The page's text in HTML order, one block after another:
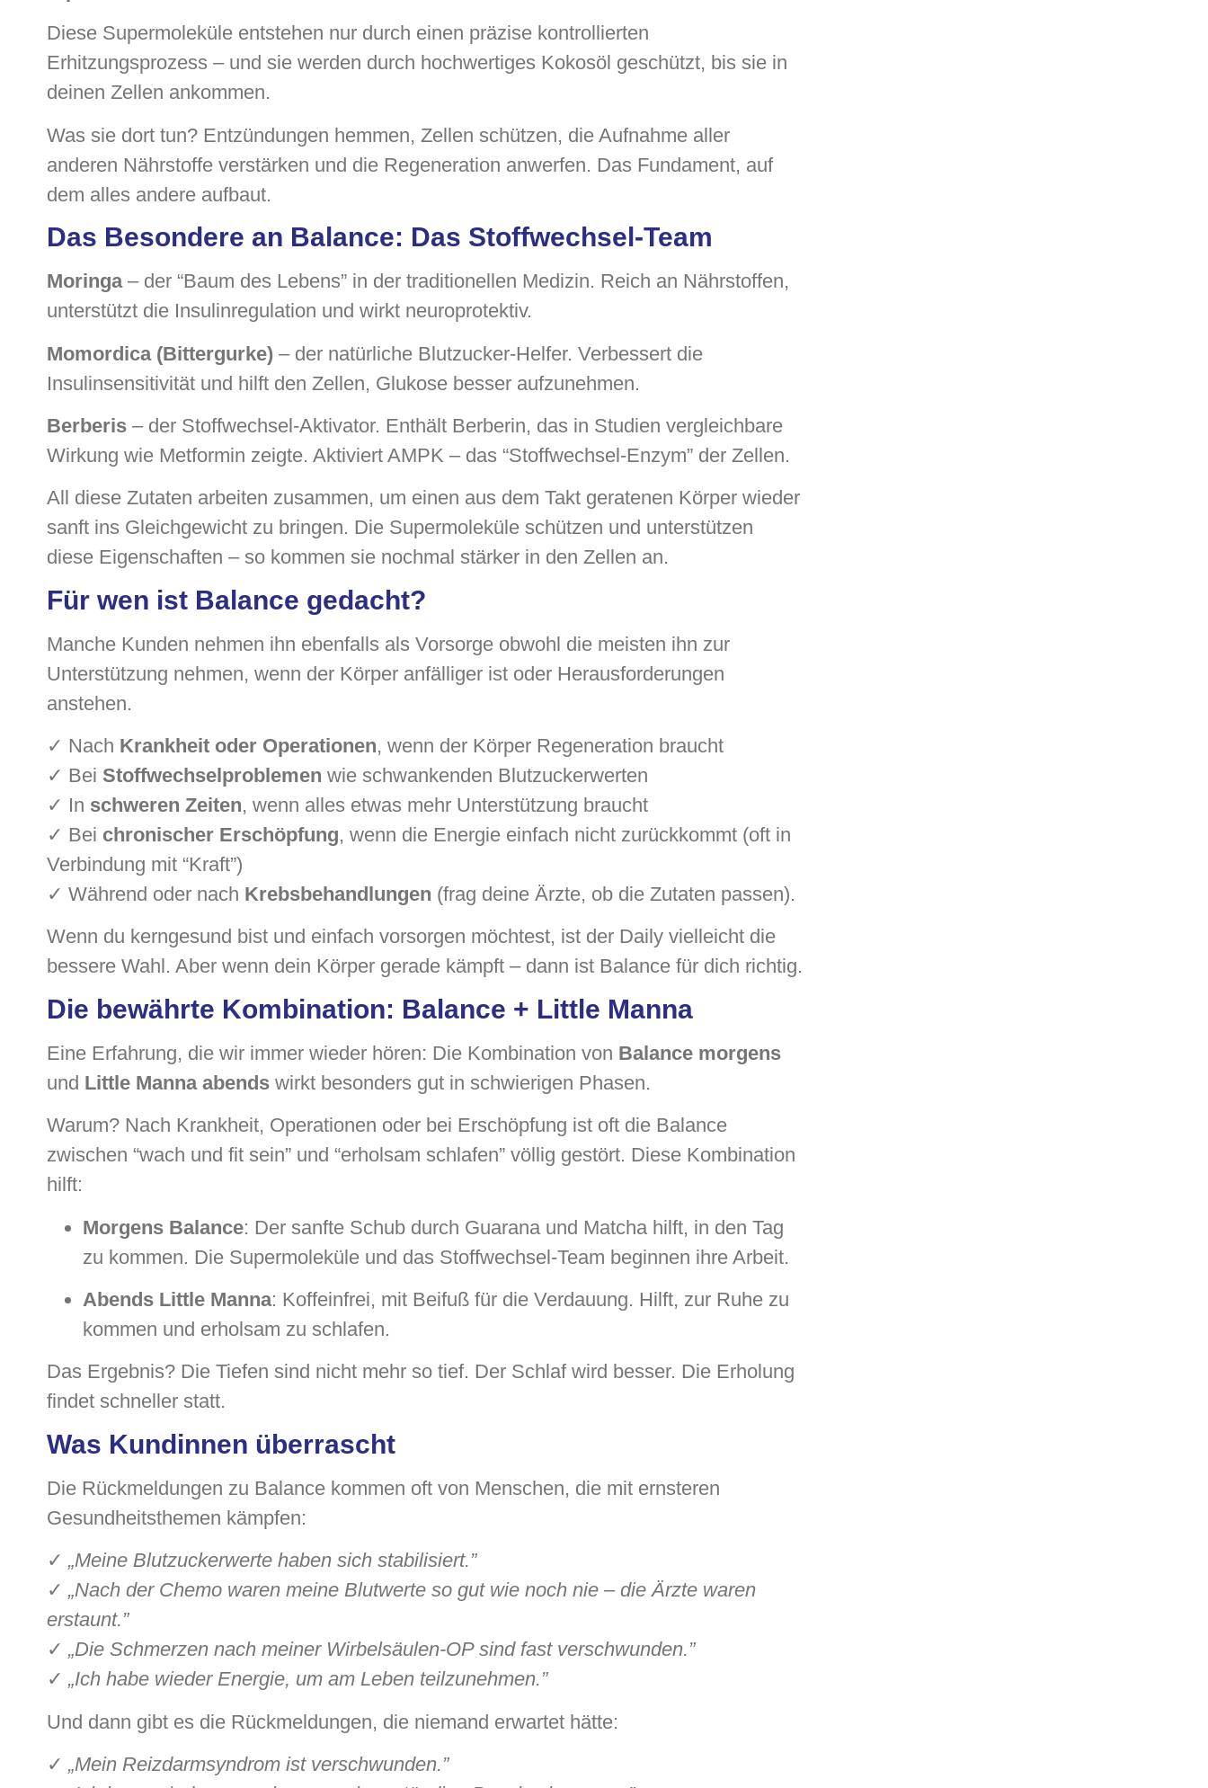
Diese Supermoleküle entstehen nur durch einen präzise kontrollierten
Erhitzungsprozess – und sie werden durch hochwertiges Kokosöl geschützt, bis sie in
deinen Zellen ankommen.
Was sie dort tun? Entzündungen hemmen, Zellen schützen, die Aufnahme aller
anderen Nährstoffe verstärken und die Regeneration anwerfen. Das Fundament, auf
dem alles andere aufbaut.
Das Besondere an Balance: Das Stoffwechsel-Team
Moringa– der “Baum des Lebens” in der traditionellen Medizin. Reich an Nährstoffen,
unterstützt die Insulinregulation und wirkt neuroprotektiv.
Momordica (Bittergurke) – der natürliche Blutzucker-Helfer. Verbessert die
Insulinsensitivität und hilft den Zellen, Glukose besser aufzunehmen.
Berberis – der Stoffwechsel-Aktivator. Enthält Berberin, das in Studien vergleichbare
Wirkung wie Metformin zeigte. Aktiviert AMPK – das “Stoffwechsel-Enzym” der Zellen.
All diese Zutaten arbeiten zusammen, um einen aus dem Takt geratenen Körper wieder
sanft ins Gleichgewicht zu bringen. Die Supermoleküle schützen und unterstützen
diese Eigenschaften – so kommen sie nochmal stärker in den Zellen an.
Für wen ist Balance gedacht?
Manche Kunden nehmen ihn ebenfalls als Vorsorge obwohl die meisten ihn zur
Unterstützung nehmen, wenn der Körper anfälliger ist oder Herausforderungen
anstehen.
✓ Nach Krankheit oder Operationen, wenn der Körper Regeneration braucht
✓ Bei Stoffwechselproblemen wie schwankenden Blutzuckerwerten
✓ In schweren Zeiten, wenn alles etwas mehr Unterstützung braucht
✓ Bei chronischer Erschöpfung, wenn die Energie einfach nicht zurückkommt (oft in
Verbindung mit “Kraft”)
✓ Während oder nach Krebsbehandlungen (frag deine Ärzte, ob die Zutaten passen).
Wenn du kerngesund bist und einfach vorsorgen möchtest, ist der Daily vielleicht die
bessere Wahl. Aber wenn dein Körper gerade kämpft – dann ist Balance für dich richtig.
Die bewährte Kombination: Balance + Little Manna
Eine Erfahrung, die wir immer wieder hören: Die Kombination von Balance morgens
und Little Manna abends wirkt besonders gut in schwierigen Phasen.
Warum? Nach Krankheit, Operationen oder bei Erschöpfung ist oft die Balance
zwischen “wach und fit sein” und “erholsam schlafen” völlig gestört. Diese Kombination
hilft:
Morgens Balance: Der sanfte Schub durch Guarana und Matcha hilft, in den Tag
zu kommen. Die Supermoleküle und das Stoffwechsel-Team beginnen ihre Arbeit.
Abends Little Manna: Koffeinfrei, mit Beifuß für die Verdauung. Hilft, zur Ruhe zu
kommen und erholsam zu schlafen.
Das Ergebnis? Die Tiefen sind nicht mehr so tief. Der Schlaf wird besser. Die Erholung
findet schneller statt.
Was Kundinnen überrascht
Die Rückmeldungen zu Balance kommen oft von Menschen, die mit ernsteren
Gesundheitsthemen kämpfen:
✓ „Meine Blutzuckerwerte haben sich stabilisiert.”
✓ „Nach der Chemo waren meine Blutwerte so gut wie noch nie – die Ärzte waren
erstaunt.”
✓ „Die Schmerzen nach meiner Wirbelsäulen-OP sind fast verschwunden.”
✓ „Ich habe wieder Energie, um am Leben teilzunehmen.”
Und dann gibt es die Rückmeldungen, die niemand erwartet hätte:
✓ „Mein Reizdarmsyndrom ist verschwunden.”